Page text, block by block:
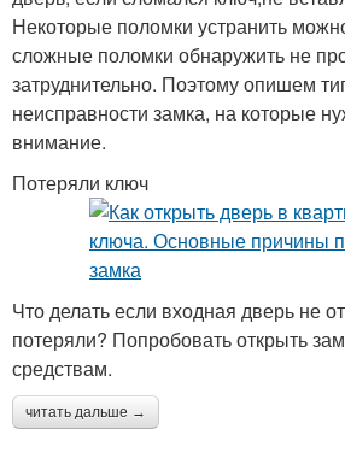
Некоторые поломки устранить
сложные поломки обнаружить не
затруднительно. Поэтому опишем
неисправности замка, на которые
внимание.
Потеряли ключ
Что делать если входная дверь не
потеряли? Попробовать открыть
средствам.
читать дальше →